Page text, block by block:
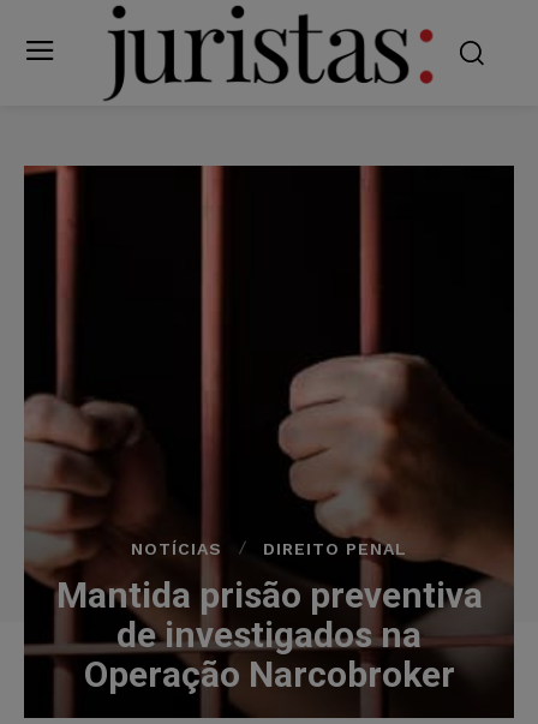
NOTÍCIAS DIREITO PENAL
Mantida prisão preventiva
de investigados na
Operação Narcobroker